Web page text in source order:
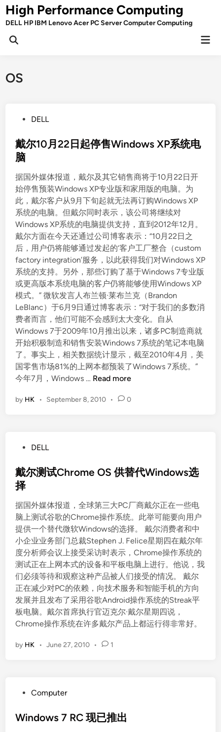
Skip
toHigh Performance Computing
DELL HP IBM Lenovo Acer PC Server Computer Computing
Open
OS
s
t
d
i
n
DELL
戴尔10月22日起停售Windows XP系统电
脑
据国外媒体报道，戴尔及其它销售商将于10月22日开
始停售预装Windows XP专业版和家用版的电脑。为
此，戴尔客户从9月下旬起就无法再订购Windows XP
系统的电脑。但戴尔同时表示，该公司将继续对
Windows XP系统的电脑提供支持，直到2012年12月。
戴尔方面在今天还通过公司博客表示：“10月22日之
后，用户仍将能够通过发起的‘客户工厂整合（custom
factory integration’服务，以此获得我们对Windows XP
系统的支持。另外，那些订购了基于Windows 7专业版
或更高版本系统电脑的客户仍将能够使用Windows XP
模式。” 微软发言人布兰顿·莱布兰克（Brandon
LeBlanc）于6月9日通过博客表示：“对于我们的多数消
费者而言，他们可能不会感到太大变化。自从
Windows 7于2009年10月推出以来，诸多PC制造商就
开始积极制造和销售安装Windows 7系统的笔记本电脑
了。事实上，相关数据统计显示，截至2010年4月，美
国零售市场81%的上网本都预装了Windows 7系统。”
今年7月，Windows … 戴
1
起
W
i
n
d
o
w
s
X
P
系
统
Read more
by HK • September 8, 2010 • 0
s
t
d
i
n
DELL
戴尔测试Chrome OS 供替代Windows选
择
据国外媒体报道，全球第三大PC厂商戴尔正在一些电
脑上测试谷歌的Chrome操作系统。此举可能要向用户
提供一个替代微软Windows的选择。 戴尔消费者和中
小企业业务部门总裁Stephen J. Felice星期四在戴尔年
度分析师会议上接受采访时表示，Chrome操作系统的
测试正在上网本式的设备和平板电脑上进行。他说，我
们必须等待和观察这种产品被人们接受的情况。 戴尔
正在减少对PC的依赖，向技术服务和智能手机的方向
发展并且发布了采用谷歌Android操作系统的Streak平
板电脑。戴尔首席执行官迈克尔·戴尔星期四说，
Chrome操作系统在许多戴尔产品上都运行得非常好。
by HK • June 27, 2010 • 1
s
Computer
Windows 7 RC 现已推出